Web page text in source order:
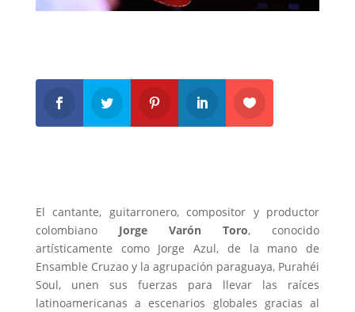
El cantante, guitarronero, compositor y productor
colombianoJorge Varón Toro, conocido
artísticamente como Jorge Azul, de la mano de
Ensamble Cruzao y la agrupación paraguaya, Purahéi
Soul, unen sus fuerzas para llevar las raíces
latinoamericanas a escenarios globales gracias al